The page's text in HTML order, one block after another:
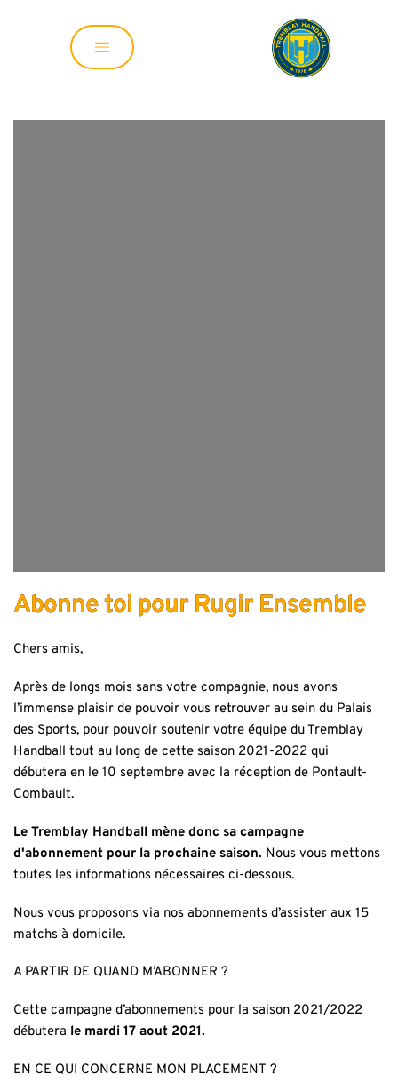
Abonne toi pour Rugir Ensemble
Chers amis,
Après de longs mois sans votre compagnie, nous avons
l’immense plaisir de pouvoir vous retrouver au sein du Palais
des Sports, pour pouvoir soutenir votre équipe du Tremblay
Handball tout au long de cette saison 2021-2022 qui
débutera en le 10 septembre avec la réception de Pontault-
Combault.
Le Tremblay Handball mène donc sa campagne
d'abonnement pour la prochaine saison. Nous vous mettons
toutes les informations nécessaires ci-dessous.
Nous vous proposons via nos abonnements d’assister aux 15
matchs à domicile.
A PARTIR DE QUAND M’ABONNER ?
Cette campagne d’abonnements pour la saison 2021/2022
débutera le mardi 17 aout 2021.
EN CE QUI CONCERNE MON PLACEMENT ?